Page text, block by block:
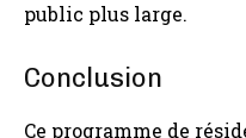
public plus large.
Conclusion
Ce programme de